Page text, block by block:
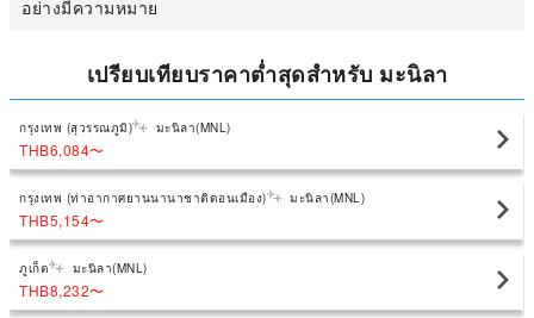
อย่างมีความหมาย
เปรียบเทียบราคาต่ำสุดสำหรับ มะนิลา
กรุงเทพ (สุวรรณภูมิ) มะนิลา(MNL)
THB6,084〜
กรุงเทพ (ท่าอากาศยานนานาชาติดอนเมือง) มะนิลา(MNL)
THB5,154〜
ภูเก็ต มะนิลา(MNL)
THB8,232〜